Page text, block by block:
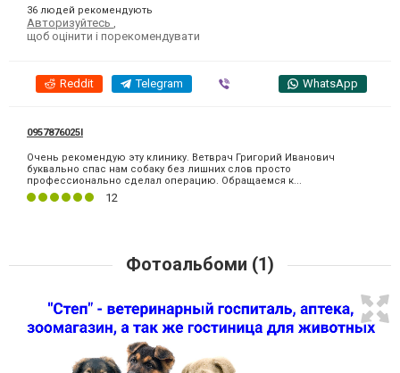
36 людей рекомендують
Авторизуйтесь ,
щоб оцінити і порекомендувати
Reddit Telegram WhatsApp
0957876025l
Очень рекомендую эту клинику. Ветврач Григорий Иванович
буквально спас нам собаку без лишних слов просто
профессионально сделал операцию. Обращаемся к...
12
Фотоальбоми (1)